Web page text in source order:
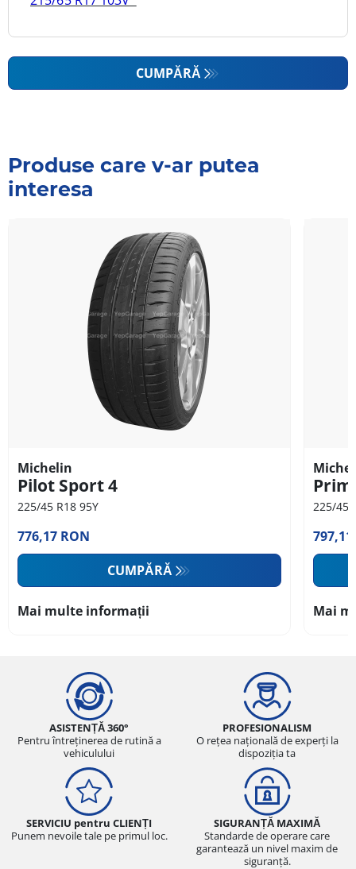
CUMPĂRĂ
Produse care v-ar putea
interesa
Michelin
Pilot Sport 4
225/45 R18 95Y
776,17 RON
CUMPĂRĂ
Mai multe informații
225/45
Mai
ASISTENȚĂ 360°
Pentru întreținerea de rutină a
vehiculului
PROFESIONALISM
O rețea națională de experți la
dispoziția ta
SERVICIU pentru CLIENȚI
Punem nevoile tale pe primul loc.
SIGURANȚĂ MAXIMĂ
Standarde de operare care
garantează un nivel maxim de
siguranță.